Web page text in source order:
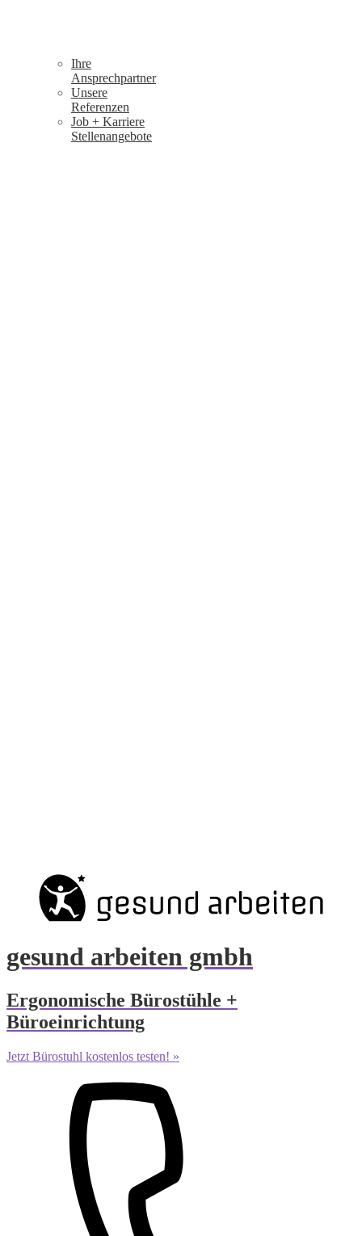
Ihre
Ansprechpartner
Unsere
Referenzen
Job + Karriere
Stellenangebote
gesund arbeiten gmbh
Ergonomische Bürostühle +
Büroeinrichtung
Jetzt Bürostuhl kostenlos testen! »